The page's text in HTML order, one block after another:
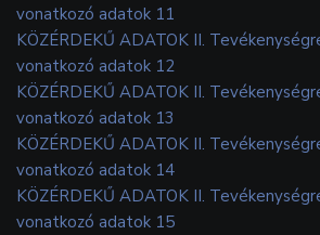
vonatkozó adatok 11
KÖZÉRDEKŰ ADATOK II.
vonatkozó adatok 12
KÖZÉRDEKŰ ADATOK II.
vonatkozó adatok 13
KÖZÉRDEKŰ ADATOK II.
vonatkozó adatok 14
KÖZÉRDEKŰ ADATOK II.
vonatkozó adatok 15